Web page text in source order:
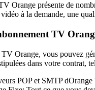
Orange présente de
à la demande, une
TV
Orange, vous pouvez
dans votre contrat,
POP et SMTP dOrange